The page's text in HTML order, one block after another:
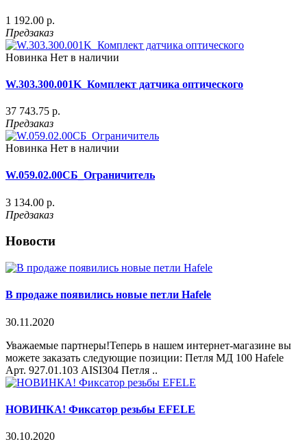
1 192.00 р.
Предзаказ
Новинка Нет в наличии
W.303.300.001K_Комплект датчика оптического
37 743.75 р.
Предзаказ
Новинка Нет в наличии
W.059.02.00СБ_Ограничитель
3 134.00 р.
Предзаказ
Новости
В продаже появились новые петли Hafele
30.11.2020
Уважаемые партнеры!Теперь в нашем интернет-магазине вы
можете заказать следующие позиции: Петля МД 100 Hafele
Арт. 927.01.103 AISI304 Петля ..
НОВИНКА! Фиксатор резьбы EFELE
30.10.2020